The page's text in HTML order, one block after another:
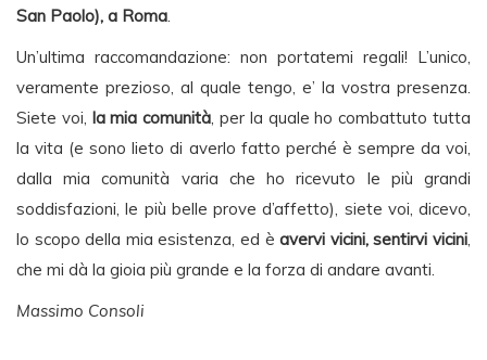
San Paolo), a Roma.
Un’ultima raccomandazione: non portatemi regali! L’unico,
veramente prezioso, al quale tengo, e’ la vostra presenza.
Siete voi, la mia comunità, per la quale ho combattuto tutta
la vita (e sono lieto di averlo fatto perché è sempre da voi,
dalla mia comunità varia che ho ricevuto le più grandi
soddisfazioni, le più belle prove d’affetto), siete voi, dicevo,
lo scopo della mia esistenza, ed èavervi vicini, sentirvi vicini,
che mi dà la gioia più grande e la forza di andare avanti.
Massimo Consoli